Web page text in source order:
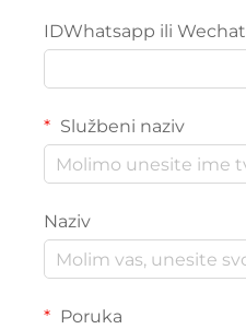
IDWhatsapp ili Wechat
Službeni naziv
Naziv
Poruka